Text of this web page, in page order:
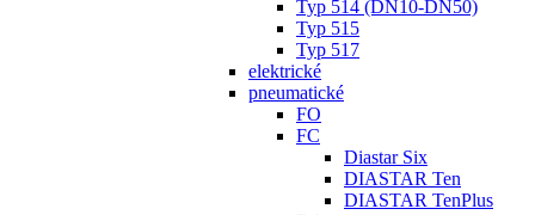
Typ 514 (DN10-DN50)
Typ 515
Typ 517
elektrické
pneumatické
FO
FC
Diastar Six
DIASTAR Ten
DIASTAR TenPlus